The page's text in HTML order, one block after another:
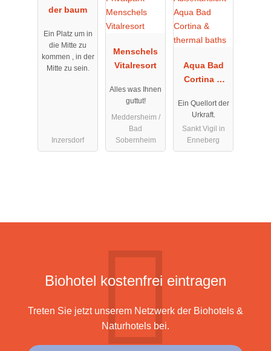
der baum
Ein Platz um in
die Mitte zu
kommen , in der
Mitte zu sein.
Inzersdorf
Menschels
Vitalresort
Alles was Ihnen
guttut!
Meddersheim /
Bad
Sobernheim
Aqua Bad
Cortina &
baths
Ein Quellort der
Urkraft.
Sankt Vigil in
Enneberg
Biohotel kostenfrei eintragen
Treten Sie jetzt unserem Netzwerk der Biohotels &
Naturhotels bei.